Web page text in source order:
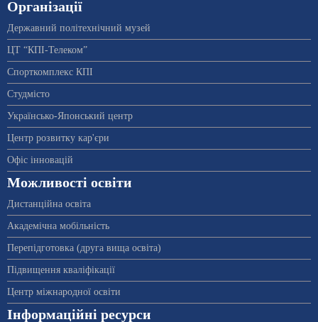
Організації
Державний політехнічний музей
ЦТ “КПІ-Телеком”
Спорткомплекс КПІ
Студмісто
Українсько-Японський центр
Центр розвитку кар'єри
Офіс інновацій
Можливості освіти
Дистанційна освіта
Академічна мобільність
Перепідготовка (друга вища освіта)
Підвищення кваліфікації
Центр міжнародної освіти
Інформаційні ресурси